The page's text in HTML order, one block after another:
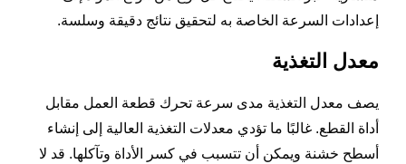
إعدادات السرعة الخاصة به لتحقيق نتائج دقيقة وسلسة.
معدل التغذية
يصف معدل التغذية مدى سرعة تحرك قطعة العمل مقابل
أداة القطع. غالبًا ما تؤدي معدلات التغذية العالية إلى إنشاء
أسطح خشنة ويمكن أن تتسبب في كسر الأداة وتآكلها. قد لا